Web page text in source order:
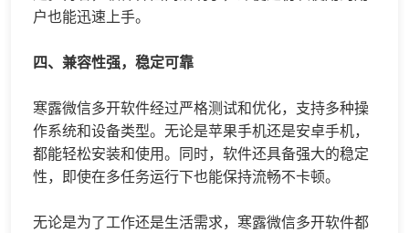
户也能迅速上手。
四、兼容性强，稳定可靠
寒露微信多开软件经过严格测试和优化，支持多种操
作系统和设备类型。无论是苹果手机还是安卓手机，
都能轻松安装和使用。同时，软件还具备强大的稳定
性，即使在多任务运行下也能保持流畅不卡顿。
无论是为了工作还是生活需求，寒露微信多开软件都